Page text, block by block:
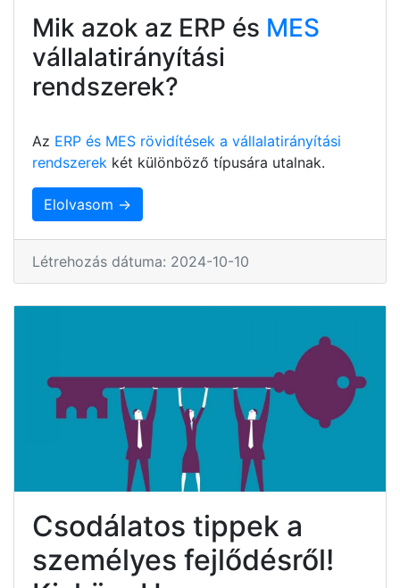
Mik azok az ERP és MES
vállalatirányítási
rendszerek?
Az ERP és MES rövidítések a vállalatirányítási
rendszerek két különböző típusára utalnak.
Elolvasom →
Létrehozás dátuma: 2024-10-10
Csodálatos tippek a
személyes fejlődésről!